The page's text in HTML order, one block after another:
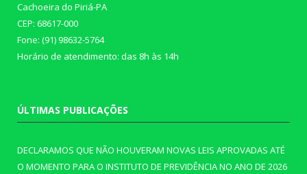
Cachoeira do Piriá-PA
CEP: 68617-000
Fone: (91) 98632-5764
Horário de atendimento: das 8h às 14h
ÚLTIMAS PUBLICAÇÕES
DECLARAMOS QUE NÃO HOUVERAM NOVAS LEIS APROVADAS ATÉ
O MOMENTO PARA O INSTITUTO DE PREVIDÊNCIA NO ANO DE 2026